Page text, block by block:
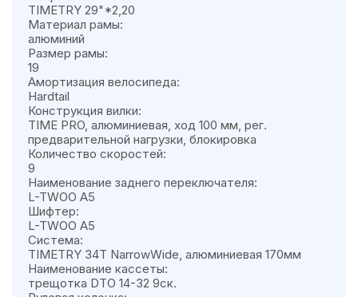
TIMETRY 29"*2,20
Материал рамы:
алюминий
Размер рамы:
19
Амортизация велосипеда:
Hardtail
Конструкция вилки:
TIME PRO, алюминиевая, ход 100 мм, рег.
предварительной нагрузки, блокировка
Количество скоростей:
9
Наименование заднего переключателя:
L-TWOO A5
Шифтер:
L-TWOO A5
Система:
TIMETRY 34T NarrowWide, алюминиевая 170мм
Наименование кассеты:
трещотка DTO 14-32 9ск.